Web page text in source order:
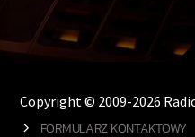
Copyright © 2009-2026
FORMULARZ KONTAKTOWY